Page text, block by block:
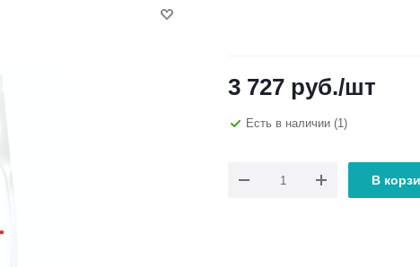
3 727 руб./шт
Есть в наличии (1)
В